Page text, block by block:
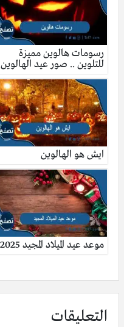
رسومات هالوين مميزة
للتلوين .. صور عيد الهالوين
ايش هو الهالوين
موعد عيد الميلاد المجيد 2025
التعليقات